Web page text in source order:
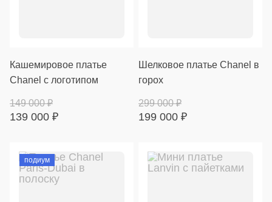
Кашемировое платье
Chanel с логотипом
139 000 ₽
149 000₽
Шелковое платье Chanel в
горох
199 000 ₽
299 000₽
подиум